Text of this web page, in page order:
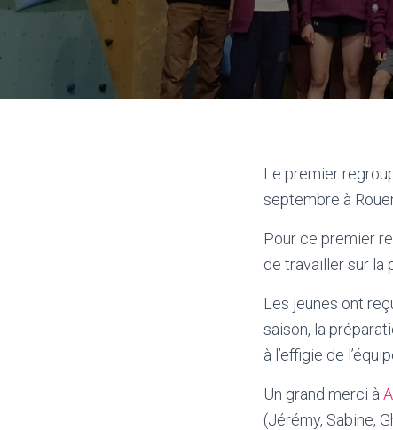
Le premier
septembre à
Pour ce premier
de travailler sur la
Les jeunes ont
saison, la
à l’effigie de
Un grand merci à
(Jérémy, Sabine,